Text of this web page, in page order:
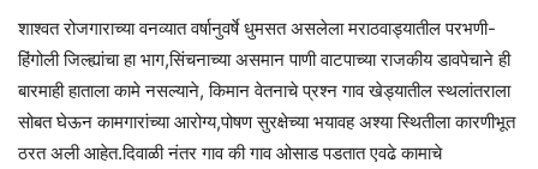
शाश्वत रोजगाराच्या वनव्यात वर्षानुवर्षे धुमसत असलेला मराठवाड्यातील परभणी-
हिंगोली जिल्ह्यांचा हा भाग,सिंचनाच्या असमान पाणी वाटपाच्या राजकीय डावपेचाने ही
बारमाही हाताला कामे नसल्याने, किमान वेतनाचे प्रश्न गाव खेड्यातील स्थलांतराला
सोबत घेऊन कामगारांच्या आरोग्य,पोषण सुरक्षेच्या भयावह अश्या स्थितीला कारणीभूत
ठरत अली आहेत.दिवाळी नंतर गाव की गाव ओसाड पडतात एवढे कामाचे